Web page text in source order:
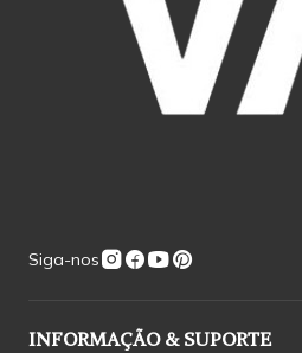
Siga-nos
INFORMAÇÃO & SUPORTE